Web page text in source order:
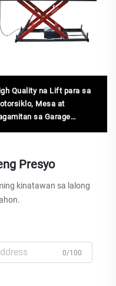
Quality na Lift para sa
Mesa at
sa Garage
Presyo
kinatawan sa lalong
0/100